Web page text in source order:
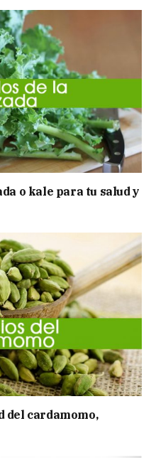
o kale para tu salud y
del cardamomo,